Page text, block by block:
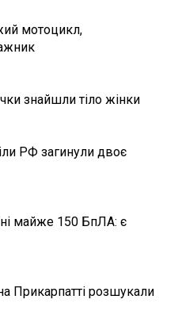
мотоцикл,
знайшли тіло жінки
РФ загинули двоє
майже 150 БпЛА: є
Прикарпатті розшукали